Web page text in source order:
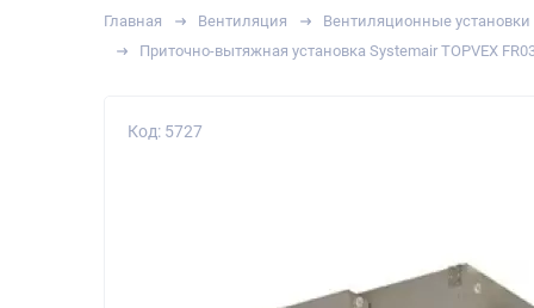
Главная Вентиляция Вентиляционные установки
Приточно-вытяжная установка Systemair TOPVEX
Код: 5727